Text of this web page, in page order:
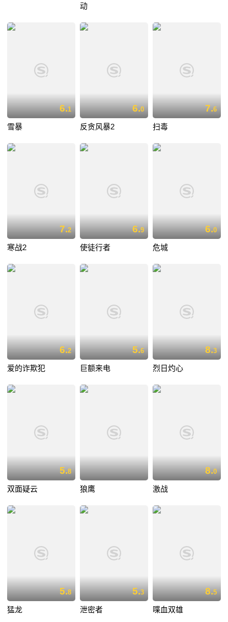
动
6.1
雪暴
6.0
反贪风暴2
7.6
扫毒
7.2
寒战2
6.9
使徒行者
6.0
危城
6.2
爱的诈欺犯
5.6
巨额来电
8.3
烈日灼心
5.8
双面疑云 狼鹰
8.0
激战
5.8
猛龙
5.3
泄密者
8.5
喋血双雄